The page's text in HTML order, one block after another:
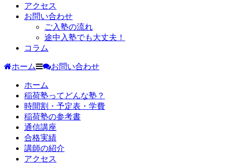
アクセス
お問い合わせ
ご入塾の流れ
途中入塾でも大丈夫！
コラム
ホーム お問い合わせ
ホーム
稲荷塾ってどんな塾？
時間割・予定表・学費
稲荷塾の参考書
通信講座
合格実績
講師の紹介
アクセス